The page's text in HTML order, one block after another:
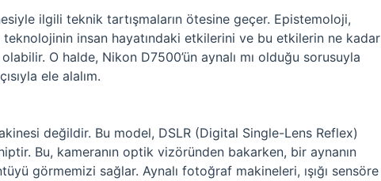
ilgili teknik tartışmaların ötesine geçer. Epistemoloji,
insan hayatındaki etkilerini ve bu etkilerin ne kadar
O halde, Nikon D7500’ün aynalı mı olduğu sorusuyla
ele alalım.
değildir. Bu model, DSLR (Digital Single-Lens Reflex)
Bu, kameranın optik vizöründen bakarken, bir aynanın
görmemizi sağlar. Aynalı fotoğraf makineleri, ışığı sensöre